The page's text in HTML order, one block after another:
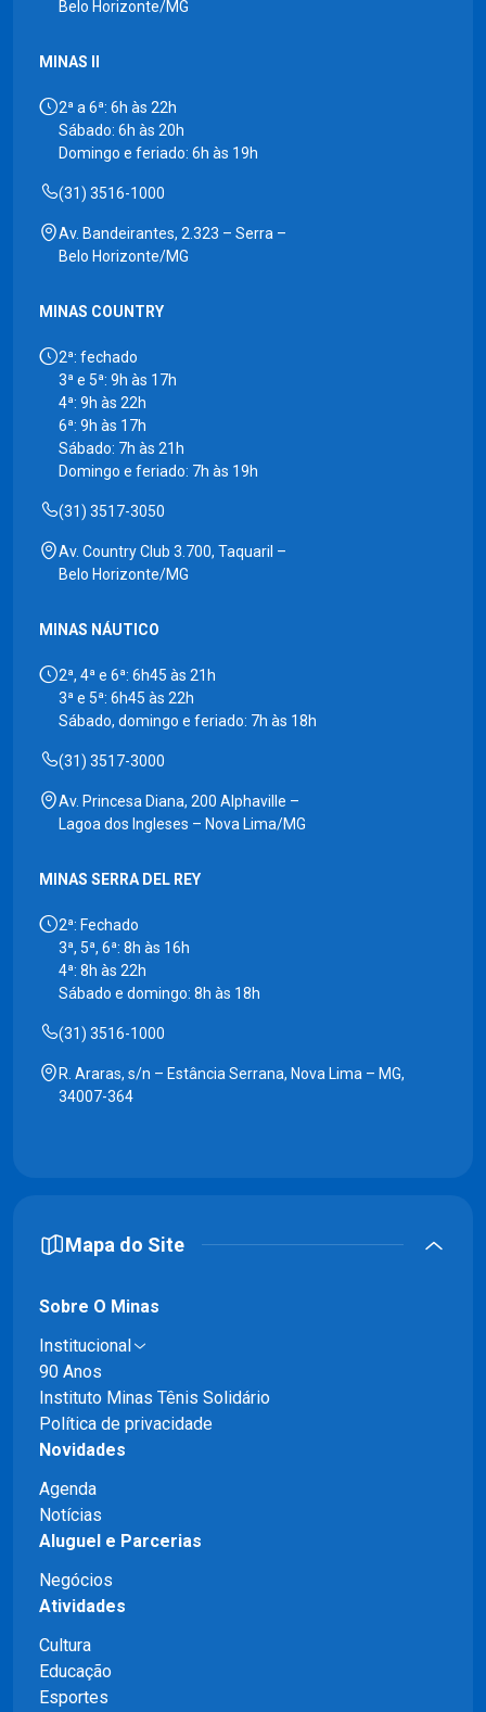
Belo Horizonte/MG
MINAS II
2ª a 6ª: 6h às 22h
Sábado: 6h às 20h
Domingo e feriado: 6h às 19h
(31) 3516-1000
Av. Bandeirantes, 2.323 – Serra –
Belo Horizonte/MG
MINAS COUNTRY
2ª: fechado
3ª e 5ª: 9h às 17h
4ª: 9h às 22h
6ª: 9h às 17h
Sábado: 7h às 21h
Domingo e feriado: 7h às 19h
(31) 3517-3050
Av. Country Club 3.700, Taquaril –
Belo Horizonte/MG
MINAS NÁUTICO
2ª, 4ª e 6ª: 6h45 às 21h
3ª e 5ª: 6h45 às 22h
Sábado, domingo e feriado: 7h às 18h
(31) 3517-3000
Av. Princesa Diana, 200 Alphaville –
Lagoa dos Ingleses – Nova Lima/MG
MINAS SERRA DEL REY
2ª: Fechado
3ª, 5ª, 6ª: 8h às 16h
4ª: 8h às 22h
Sábado e domingo: 8h às 18h
(31) 3516-1000
R. Araras, s/n – Estância Serrana, Nova Lima – MG,
34007-364
Mapa do Site
Sobre O Minas
Institucional
90 Anos
Instituto Minas Tênis Solidário
Política de privacidade
Novidades
Agenda
Notícias
Aluguel e Parcerias
Negócios
Atividades
Cultura
Educação
Esportes